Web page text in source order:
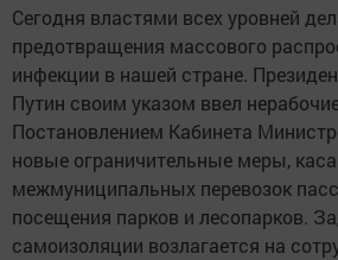
Сегодня властями всех уровней
предотвращения массового
инфекции в нашей стране.
Путин своим указом ввел
Постановлением Кабинета
новые ограничительные меры,
межмуниципальных перевозок
посещения парков и лесопарков.
самоизоляции возлагается на